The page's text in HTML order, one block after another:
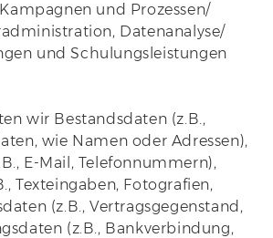
und Prozessen/
Datenanalyse/
und Schulungsleistungen
wir Bestandsdaten (z.B.,
wie Namen oder Adressen),
E-Mail, Telefonnummern),
Texteingaben, Fotografien,
(z.B., Vertragsgegenstand,
(z.B., Bankverbindung,